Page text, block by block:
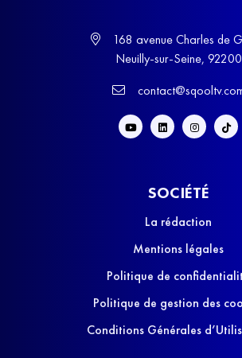
168 avenue Charles de
Neuilly-sur-Seine, 92200
SOCIÉTÉ
La rédaction
Mentions légales
Politique de
Politique de gestion des
Conditions Générales